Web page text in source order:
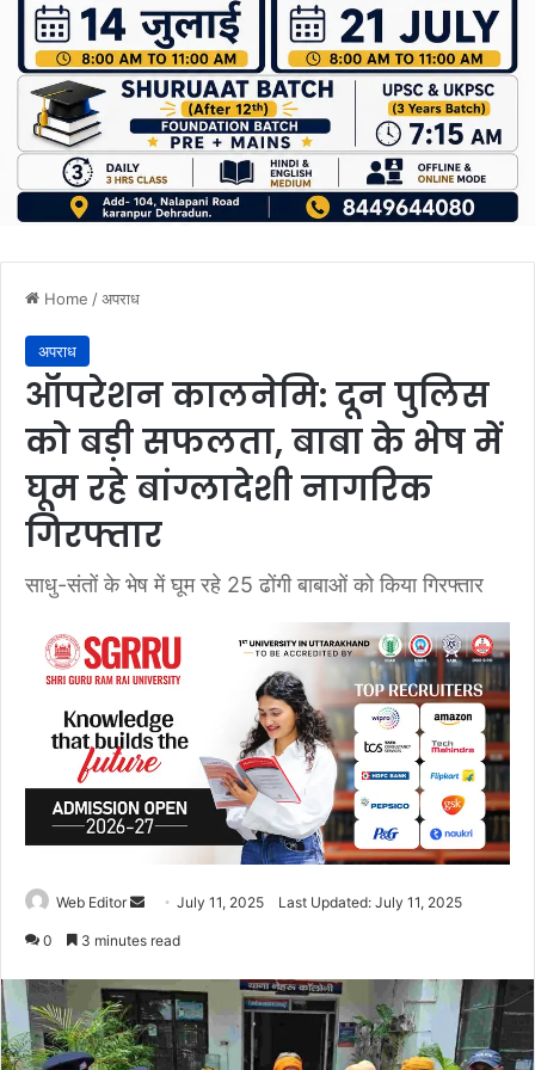
Home /अपराध
अपराध
ऑपरेशन कालनेमि: दून पुलिस
को बड़ी सफलता, बाबा के भेष में
घूम रहे बांग्लादेशी नागरिक
गिरफ्तार
साधु-संतों के भेष में घूम रहे 25 ढोंगी बाबाओं को किया गिरफ्तार
Web Editor
d
a
n
July 11, 2025 Last Updated: July 11, 2025
0 3 minutes read